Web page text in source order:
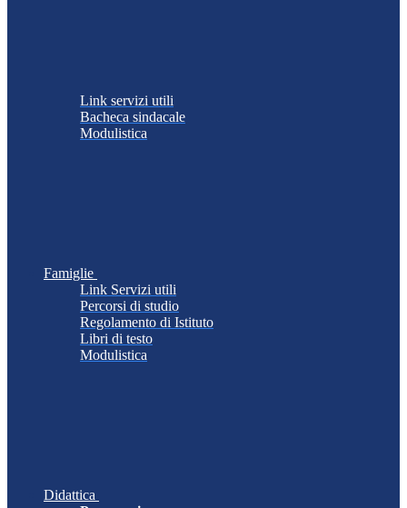
Link servizi utili
Bacheca sindacale
Modulistica
Famiglie
Link Servizi utili
Percorsi di studio
Regolamento di Istituto
Libri di testo
Modulistica
Didattica